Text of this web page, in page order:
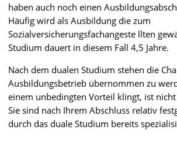
haben auch noch einen
Häufig wird als Ausbildung die zum
Sozialversicherungsfachangeste llten
Studium dauert in diesem Fall 4,5 Jahre.
Nach dem dualen Studium stehen die
Ausbildungsbetrieb übernommen zu
einem unbedingten Vorteil klingt, ist
Sie sind nach Ihrem Abschluss relativ
durch das duale Studium bereits